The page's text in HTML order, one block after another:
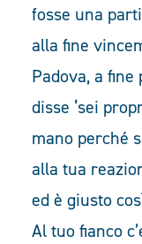
fosse una
alla fine
Padova, a
disse ‘sei
mano perché
alla tua
ed è giusto
Al tuo fianco